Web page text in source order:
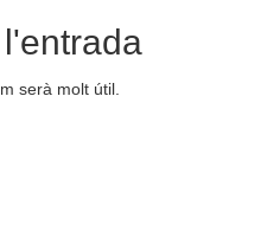
serà molt útil.